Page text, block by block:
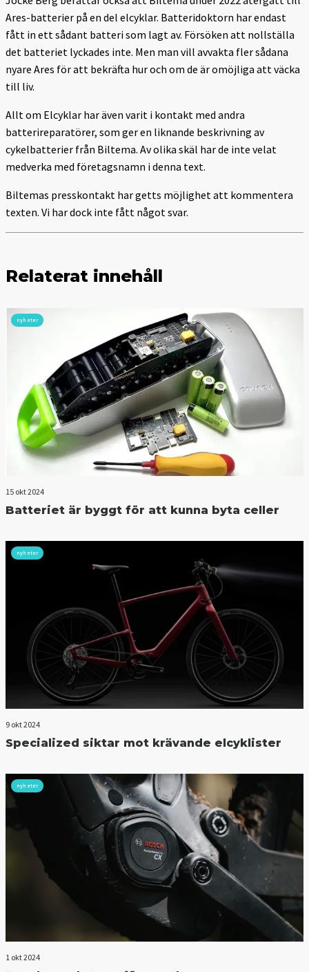
Ares-batterier på en del elcyklar. Batteridoktorn har endast
fått in ett sådant batteri som lagt av. Försöken att nollställa
det batteriet lyckades inte. Men man vill avvakta fler sådana
nyare Ares för att bekräfta hur och om de är omöjliga att väcka
till liv.
Allt om Elcyklar har även varit i kontakt med andra
batterireparatörer, som ger en liknande beskrivning av
cykelbatterier från Biltema. Av olika skäl har de inte velat
medverka med företagsnamn i denna text.
Biltemas presskontakt har getts möjlighet att kommentera
texten. Vi har dock inte fått något svar.
Relaterat innehåll
nyheter
15 okt 2024
Batteriet är byggt för att kunna byta celler
nyheter
9 okt 2024
Specialized siktar mot krävande elcyklister
nyheter
1 okt 2024